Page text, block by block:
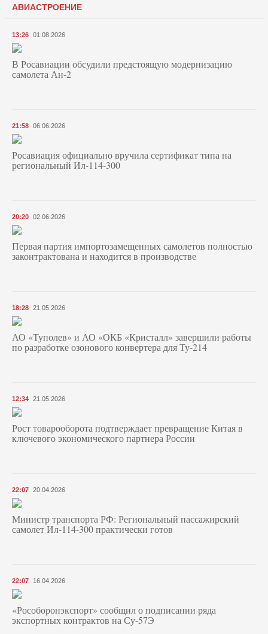
АВИАСТРОЕНИЕ
13:26 01.08.2026
В Росавиации обсудили предстоящую модернизацию
самолета Ан-2
21:58 06.06.2026
Росавиация официально вручила сертификат типа на
региональный Ил-114-300
20:20 02.06.2026
Первая партия импортозамещенных самолетов полностью
законтрактована и находится в производстве
18:28 21.05.2026
АО «Туполев» и АО «ОКБ «Кристалл» завершили работы
по разработке озонового конвертера для Ту-214
12:34 21.05.2026
Рост товарооборота подтверждает превращение Китая в
ключевого экономического партнера России
22:07 20.04.2026
Министр транспорта РФ: Региональный пассажирский
самолет Ил-114-300 практически готов
22:07 16.04.2026
«Рособоронэкспорт» сообщил о подписании ряда
экспортных контрактов на Су-57Э